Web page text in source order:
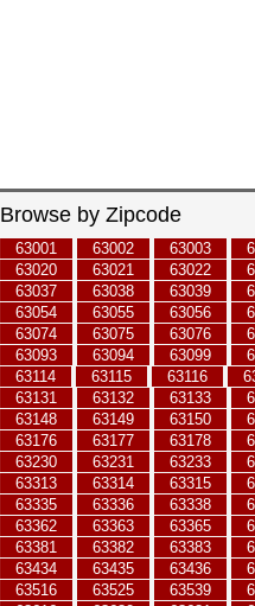
Browse by Zipcode
63001 63002 63003
63020
63021 63022
63037
63038 63039
63054
63055 63056
63074
63075 63076
63093
63094 63099
63114
63115 63116
63131
63132 63133
63148
63149 63150
63176
63177 63178
63230
63231 63233
63313
63314 63315
63335
63336 63338
63362
63363 63365
63381
63382 63383
63434
63435 63436
63516
63525 63539